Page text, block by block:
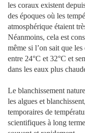
les coraux existent
des époques où les
atmosphérique étaient
Néanmoins, cela est
même si l’on sait que
entre 24°C et 32°C et
dans les eaux plus
Le blanchissement
les algues et
temporaires de
scientifiques à long